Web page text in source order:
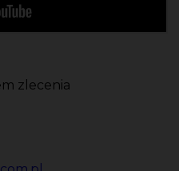
zlecenia